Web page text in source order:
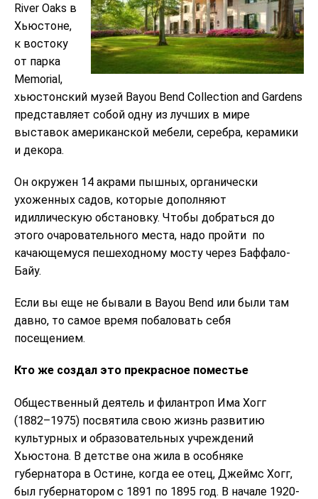
River Oaks в
Хьюстоне,
к востоку
от парка
Memorial,
хьюстонский музей Bayou Bend Collection and Gardens
представляет собой одну из лучших в мире
выставок американской мебели, серебра, керамики
и декора.
Он окружен 14 акрами пышных, органически
ухоженных садов, которые дополняют
идиллическую обстановку. Чтобы добраться до
этого очаровательного места, надо пройти по
качающемуся пешеходному мосту через Баффало-
Байу.
Если вы еще не бывали в Bayou Bend или были там
давно, то самое время побаловать себя
посещением.
Кто же создал это прекрасное поместье
Общественный деятель и филантроп Има Хогг
(1882–1975) посвятила свою жизнь развитию
культурных и образовательных учреждений
Хьюстона. В детстве она жила в особняке
губернатора в Остине, когда ее отец, Джеймс Хогг,
был губернатором с 1891 по 1895 год. В начале 1920-